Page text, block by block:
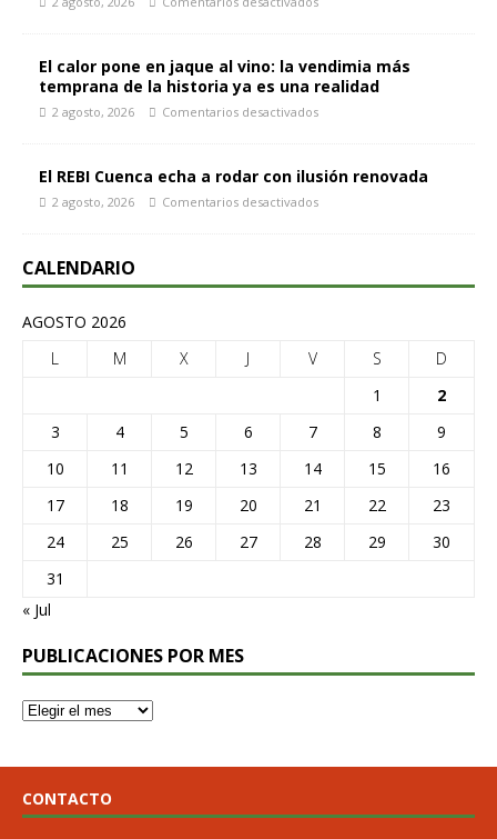
El calor pone en jaque al vino: la vendimia más
temprana de la historia ya es una realidad
2 agosto, 2026 Comentarios desactivados
El REBI Cuenca echa a rodar con ilusión renovada
2 agosto, 2026 Comentarios desactivados
CALENDARIO
AGOSTO 2026
L
M X J V S
D
1
2
3
4 5 6 7 8
9
10
11 12 13 14 15
16
17
18 19 20 21 22
23
24
25 26 27 28 29
30
31
« Jul
PUBLICACIONES POR MES
CONTACTO